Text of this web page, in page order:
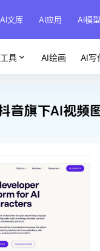
AI文库 AI应用 AI模型
具 AI绘画 AI写